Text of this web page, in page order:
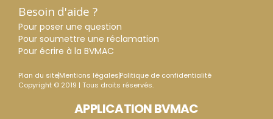
Besoin d'aide ?
Pour poser une question
Pour soumettre une réclamation
Pour écrire à la BVMAC
Plan du siteMentions légalesPolitique de confidentialité
Copyright © 2019 | Tous droits réservés.
APPLICATION BVMAC